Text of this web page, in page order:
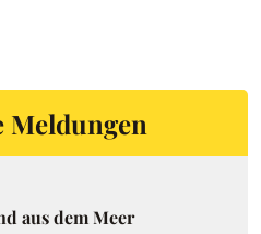
Meldungen
aus dem Meer